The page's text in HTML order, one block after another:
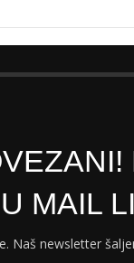
MAIL
Naš newsletter